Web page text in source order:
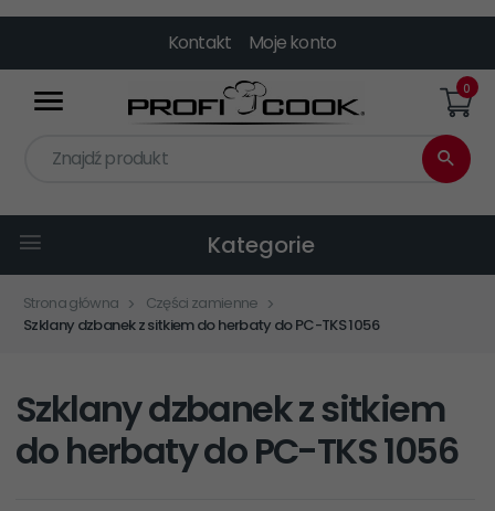
Kontakt Moje konto
Znajdź produkt
0
Kategorie
Strona główna
Części zamienne
Szklany dzbanek z sitkiem do herbaty do PC-TKS 1056
Szklany dzbanek z sitkiem
do herbaty do PC-TKS 1056